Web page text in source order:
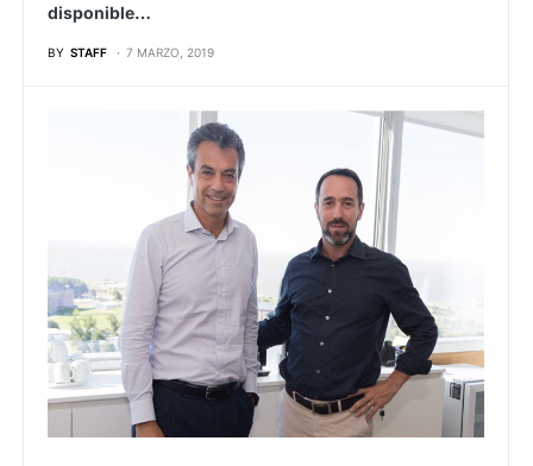
disponible…
BY STAFF 7 MARZO, 2019